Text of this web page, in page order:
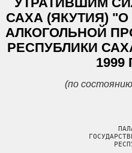
САХА (ЯКУТИЯ)
АЛКОГОЛЬНОЙ
РЕСПУБЛИКИ
1999
(по